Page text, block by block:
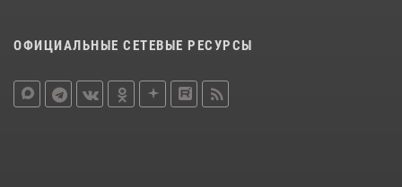
ОФИЦИАЛЬНЫЕ СЕТЕВЫЕ РЕСУРСЫ